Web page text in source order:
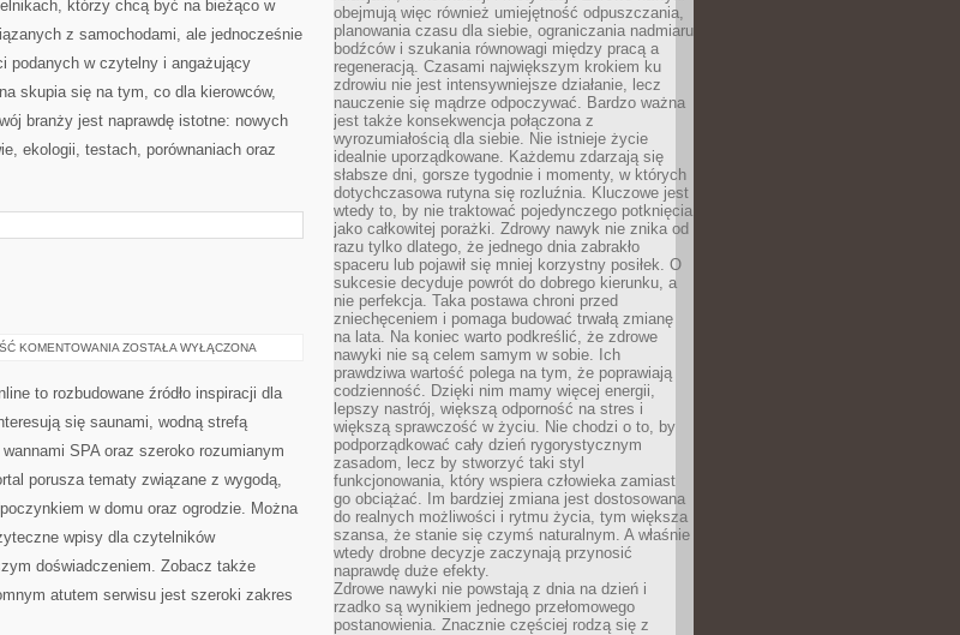
którzy chcą być na bieżąco w
z samochodami, ale jednocześnie
podanych w czytelny i angażujący
skupia się na tym, co dla kierowców,
branży jest naprawdę istotne: nowych
ekologii, testach, porównaniach oraz
KOMENTOWANIA ARANŻACJE
ZOSTAŁA WYŁĄCZONA
to rozbudowane źródło inspiracji dla
się saunami, wodną strefą
SPA oraz szeroko rozumianym
porusza tematy związane z wygodą,
w domu oraz ogrodzie. Można
wpisy dla czytelników
doświadczeniem. Zobacz także
atutem serwisu jest szeroki zakres
obejmują więc również umiejętność odpuszczania,
planowania czasu dla siebie, ograniczania nadmiaru
bodźców i szukania równowagi między pracą a
regeneracją. Czasami największym krokiem ku
zdrowiu nie jest intensywniejsze działanie, lecz
nauczenie się mądrze odpoczywać. Bardzo ważna
jest także konsekwencja połączona z
wyrozumiałością dla siebie. Nie istnieje życie
idealnie uporządkowane. Każdemu zdarzają się
słabsze dni, gorsze tygodnie i momenty, w których
dotychczasowa rutyna się rozluźnia. Kluczowe jest
wtedy to, by nie traktować pojedynczego potknięcia
jako całkowitej porażki. Zdrowy nawyk nie znika od
razu tylko dlatego, że jednego dnia zabrakło
spaceru lub pojawił się mniej korzystny posiłek. O
sukcesie decyduje powrót do dobrego kierunku, a
nie perfekcja. Taka postawa chroni przed
zniechęceniem i pomaga budować trwałą zmianę
na lata. Na koniec warto podkreślić, że zdrowe
nawyki nie są celem samym w sobie. Ich
prawdziwa wartość polega na tym, że poprawiają
codzienność. Dzięki nim mamy więcej energii,
lepszy nastrój, większą odporność na stres i
większą sprawczość w życiu. Nie chodzi o to, by
podporządkować cały dzień rygorystycznym
zasadom, lecz by stworzyć taki styl
funkcjonowania, który wspiera człowieka zamiast
go obciążać. Im bardziej zmiana jest dostosowana
do realnych możliwości i rytmu życia, tym większa
szansa, że stanie się czymś naturalnym. A właśnie
wtedy drobne decyzje zaczynają przynosić
naprawdę duże efekty.
Zdrowe nawyki nie powstają z dnia na dzień i
rzadko są wynikiem jednego przełomowego
postanowienia. Znacznie częściej rodzą się z